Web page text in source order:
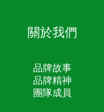
關於我們
品牌故事
品牌精神
團隊成員